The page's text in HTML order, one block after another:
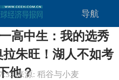
导航
高中生：我的选秀
朱旺！湖人不如考
他？
来源: 稻谷与小麦